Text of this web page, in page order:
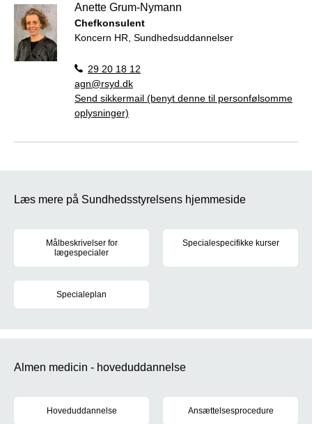
Anette Grum-Nymann
Chefkonsulent
Koncern HR, Sundhedsuddannelser
29 20 18 12
agn@rsyd.dk
Send sikkermail (benyt denne til personfølsomme
oplysninger)
Læs mere på Sundhedsstyrelsens hjemmeside
Målbeskrivelser for
lægespecialer
Specialespecifikke kurser
Specialeplan
Almen medicin - hoveduddannelse
Hoveduddannelse Ansættelsesprocedure